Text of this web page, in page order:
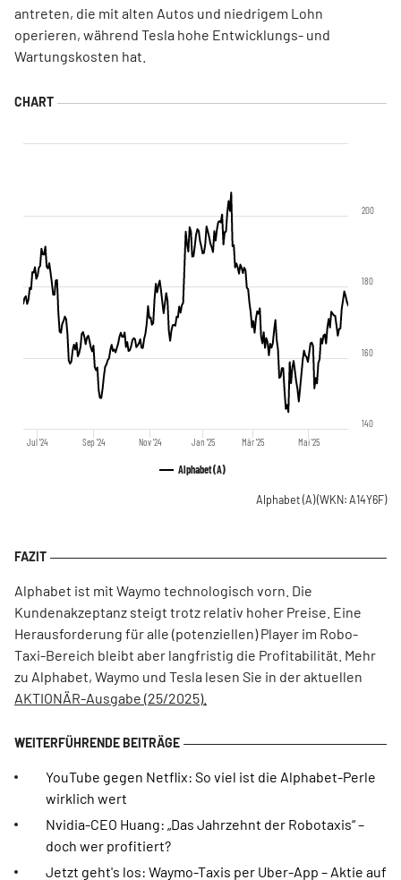
antreten, die mit alten Autos und niedrigem Lohn
operieren, während Tesla hohe Entwicklungs- und
Wartungskosten hat.
Alphabet (A)
Jul '24 Sep '24 Nov '24 Jan '25 Mär '25 Mai '25
140
160
180
200
Alphabet (A)(WKN: A14Y6F)
Alphabet ist mit Waymo technologisch vorn. Die
Kundenakzeptanz steigt trotz relativ hoher Preise. Eine
Herausforderung für alle (potenziellen) Player im Robo-
Taxi-Bereich bleibt aber langfristig die Profitabilität. Mehr
zu Alphabet, Waymo und Tesla lesen Sie in der aktuellen
AKTIONÄR-Ausgabe (25/2025).
YouTube gegen Netflix: So viel ist die Alphabet-Perle
wirklich wert
Nvidia-CEO Huang: „Das Jahrzehnt der Robotaxis“ –
doch wer profitiert?
Jetzt geht's los: Waymo-Taxis per Uber-App – Aktie auf